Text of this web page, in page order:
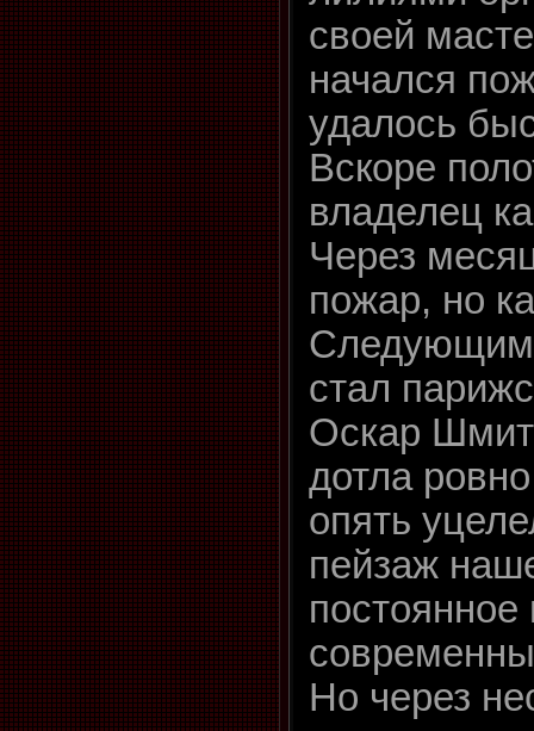
своей
начался
удалось
Вскоре
владелец
Через
пожар, но
Следующим
стал
Оскар
дотла
опять
пейзаж
Но через